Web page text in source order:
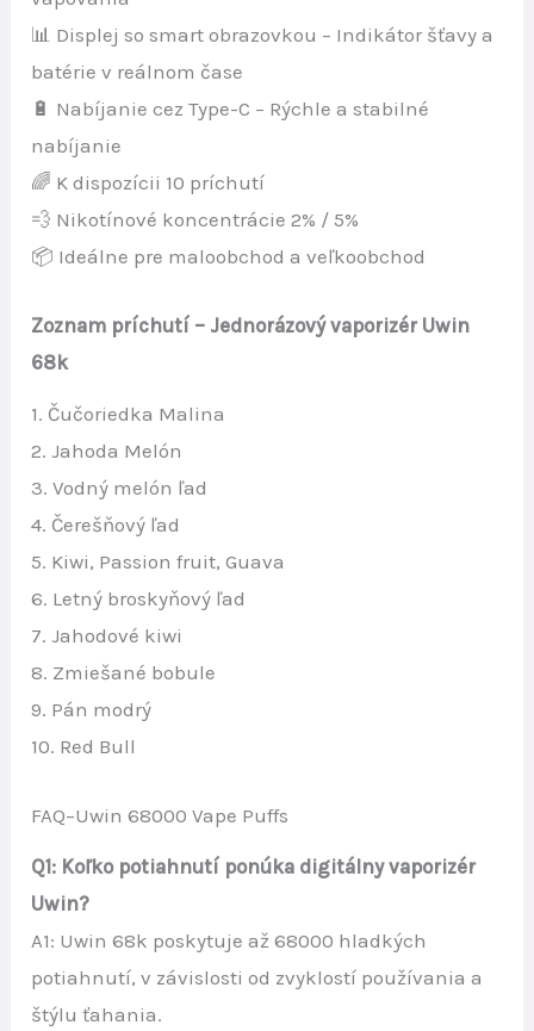
📊 Displej so smart obrazovkou – Indikátor šťavy a
batérie v reálnom čase
🔋 Nabíjanie cez Type-C – Rýchle a stabilné
nabíjanie
🌈 K dispozícii 10 príchutí
💨 Nikotínové koncentrácie 2% / 5%
📦 Ideálne pre maloobchod a veľkoobchod
Zoznam príchutí – Jednorázový vaporizér Uwin
68k
1. Čučoriedka Malina
2. Jahoda Melón
3. Vodný melón ľad
4. Čerešňový ľad
5. Kiwi, Passion fruit, Guava
6. Letný broskyňový ľad
7. Jahodové kiwi
8. Zmiešané bobule
9. Pán modrý
10. Red Bull
FAQ–Uwin 68000 Vape Puffs
Q1: Koľko potiahnutí ponúka digitálny vaporizér
Uwin?
A1: Uwin 68k poskytuje až 68000 hladkých
potiahnutí, v závislosti od zvyklostí používania a
štýlu ťahania.